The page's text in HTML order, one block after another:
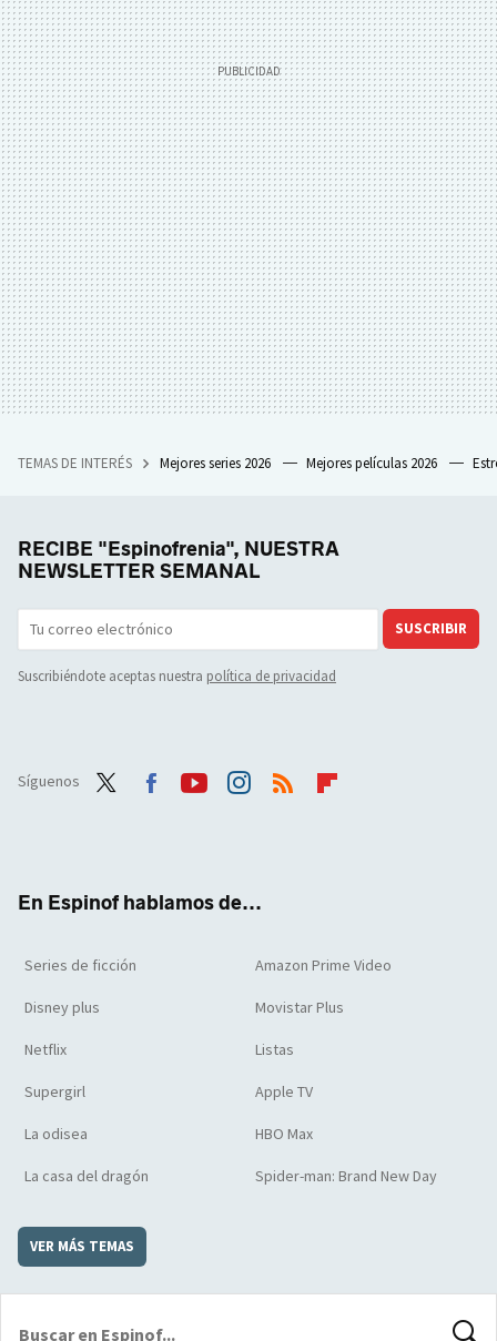
TEMAS DE INTERÉS Mejores series 2026 Mejores películas 2026
RECIBE "Espinofrenia", NUESTRA
NEWSLETTER SEMANAL
SUSCRIBIR
Suscribiéndote aceptas nuestra política de privacidad
Síguenos
En Espinof hablamos de...
Series de ficción Amazon Prime Video
Disney plus Movistar Plus
Netflix Listas
Supergirl Apple TV
La odisea HBO Max
La casa del dragón Spider-man: Brand New Day
VER MÁS TEMAS